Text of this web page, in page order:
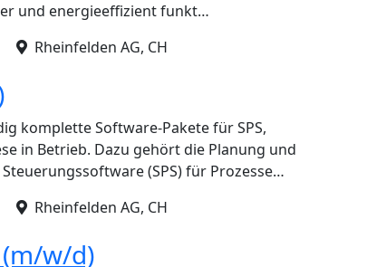
und energieeffizient funkt…
Rheinfelden AG, CH
komplette Software-Pakete für SPS,
in Betrieb. Dazu gehört die Planung und
(SPS) für Prozesse…
Rheinfelden AG, CH
w/d)